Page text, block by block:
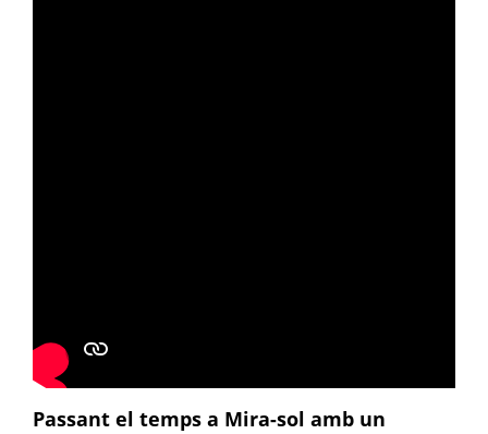
Passant el temps a Mira-sol amb un